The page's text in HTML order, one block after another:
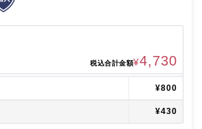
税込合計金額¥4,730
¥800
¥430